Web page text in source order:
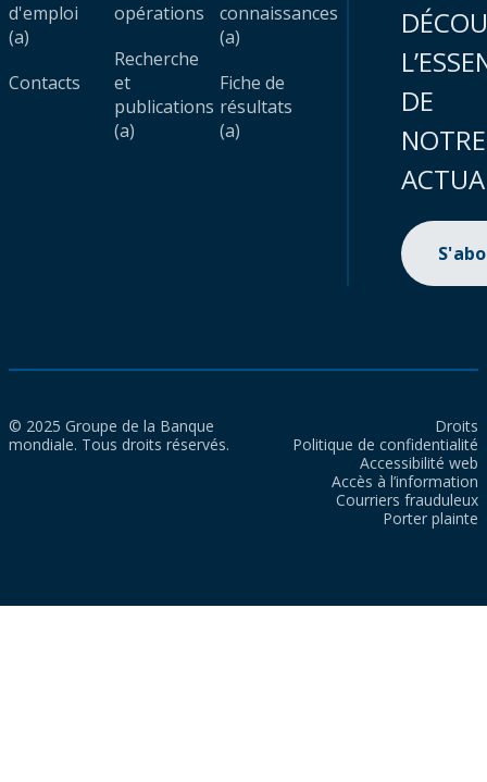
d'emploi
(a)
Contacts
opérations
Recherche
et
publications
(a)
connaissances
(a)
Fiche de
résultats
(a)
DE
NOTRE
© 2025 Groupe de la Banque
mondiale. Tous droits réservés.
Droits
Politique de confidentialité
Accessibilité web
Accès à l’information
Courriers frauduleux
Porter plainte